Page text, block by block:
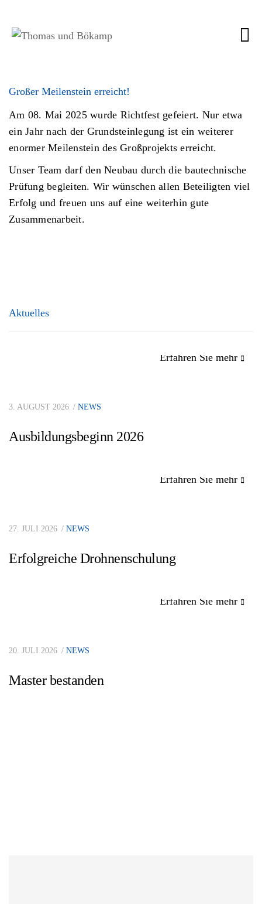
Großer Meilenstein erreicht!
Am 08. Mai 2025 wurde Richtfest gefeiert. Nur etwa
ein Jahr nach der Grundsteinlegung ist ein weiterer
enormer Meilenstein des Großprojekts erreicht.
Unser Team darf den Neubau durch die bautechnische
Prüfung begleiten. Wir wünschen allen Beteiligten viel
Erfolg und freuen uns auf eine weiterhin gute
Zusammenarbeit.
Aktuelles
Erfahren Sie mehr
3. AUGUST 2026 NEWS
Ausbildungsbeginn 2026
Erfahren Sie mehr
27. JULI 2026 NEWS
Erfolgreiche Drohnenschulung
Erfahren Sie mehr
20. JULI 2026 NEWS
Master bestanden